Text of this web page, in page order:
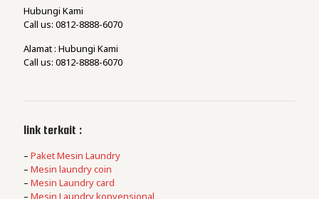
Hubungi Kami
Call us: 0812-8888-6070
Alamat : Hubungi Kami
Call us: 0812-8888-6070
link terkait :
– Paket Mesin Laundry
– Mesin laundry coin
– Mesin Laundry card
– Mesin Laundry konvensional